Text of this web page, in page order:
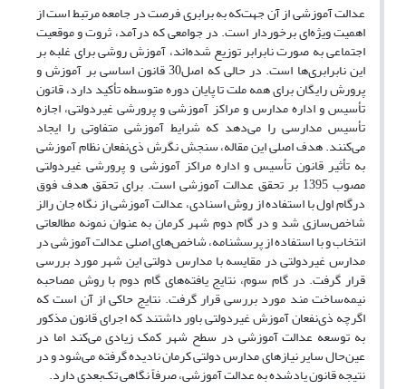
عدالت آموزشی از آن جهت‌که به برابری فرصت در جامعه مرتبط است از
اهمیت ویژه‌ای برخوردار است. در جوامعی که درآمد، ثروت و موقعیت
اجتماعی به صورت نابرابر توزیع شده‌اند، آموزش روشی برای غلبه بر
این نابرابری‌ها است. در حالی که اصل30 قانون اساسی بر آموزش و
پرورش رایگان برای همه ملت تا پایان دوره متوسطه تأکید دارد، قانون
تأسیس و اداره مدارس و مراکز آموزشی و پرورشی غیردولتی، اجازه
تأسیس مدارسی را می‌دهد که شرایط آموزشی متفاوتی را ایجاد
می‌کنند. هدف اصلی این مقاله، سنجش نگرش ذی‌نفعان نظام آموزشی
به تأثیر قانون تأسیس و اداره مراکز آموزشی و پرورشی غیردولتی
مصوب 1395 بر تحقق عدالت آموزشی است. برای تحقق هدف فوق
درگام اول با استفاده از روش اسنادی، عدالت آموزشی از نگاه جان رالز
شاخص‌سازی شد و در گام دوم شهر کرمان به عنوان نمونه مطالعاتی
انتخاب و با استفاده از پرسشنامه، شاخص‌های اصلی عدالت آموزشی در
مدارس غیردولتی در مقایسه با مدارس دولتی این شهر مورد بررسی
قرار گرفت. در گام سوم، نتایج یافته‌های گام دوم با روش مصاحبه
نیمه‌ساخت مند مورد بررسی قرار گرفت. نتایج حاکی از آن است که
اگرچه ذی‌نفعان آموزش غیردولتی باور داشتند که اجرای قانون مذکور
به توسعه عدالت آموزشی در سطح شهر کمک زیادی می‌کند اما در
عین‌حال سایر نیازهای مدارس دولتی کرمان نادیده گرفته می‌شود و در
نتیجه قانون یاد‌شده به عدالت آموزشی، صرفاً نگاهی تک‌بعدی دارد.